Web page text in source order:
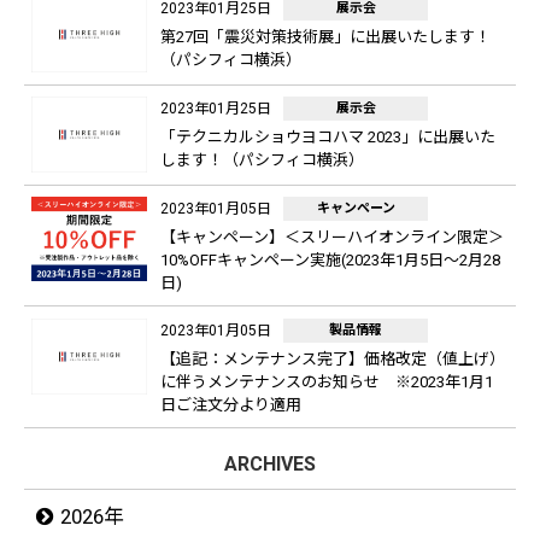
2023年01月25日 展示会
第27回「震災対策技術展」に出展いたします！
（パシフィコ横浜）
2023年01月25日 展示会
「テクニカルショウヨコハマ 2023」に出展いた
します！（パシフィコ横浜）
2023年01月05日 キャンペーン
【キャンペーン】＜スリーハイオンライン限定＞
10%OFFキャンペーン実施(2023年1月5日～2月28
日)
2023年01月05日 製品情報
【追記：メンテナンス完了】価格改定（値上げ）
に伴うメンテナンスのお知らせ ※2023年1月1
日ご注文分より適用
ARCHIVES
2026年